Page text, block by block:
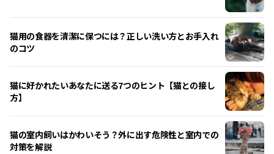
猫用の食器を清潔に保つには？正しい洗い方とお手入れ
のコツ
猫に好かれたいあなたに送る7つのヒント【猫との接し
方】
猫の室内飼いはかわいそう？外に出す危険性と室内での
対策を解説